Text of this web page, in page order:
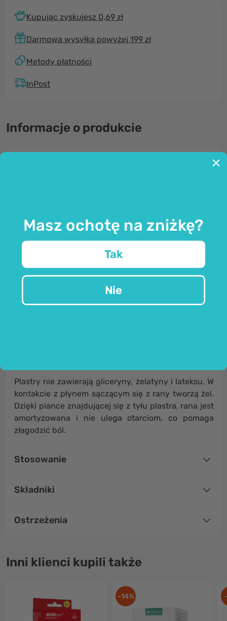
Kupując zyskujesz 0,69 zł
Darmowa wysyłka powyżej 199 zł
Metody płatności
InPost
Informacje o produkcie
Plaster na trądzik Wundmed
to prawie niewidoczny
hydrokoloidowyzakrywający trądzik. Działa
na zasadzie wilgotnego gojenia się rany,
wysiękz rany i jednocześniechroni uszkodzoną
. Stwarza optymalne warunki wspomagające
Plastry nie zawierają gliceryny, żelatyny i lateksu. W
kontakcie z płynem sączącym się z rany tworzą żel.
Dzięki piance znajdującej się z tyłu plastra, rana jest
amortyzowana i nie ulega otarciom, co pomaga
złagodzić ból.
Stosowanie
Składniki
Ostrzeżenia
Inni klienci kupili także
-14%
Masz ochotę na zniżkę?
Tak
Nie